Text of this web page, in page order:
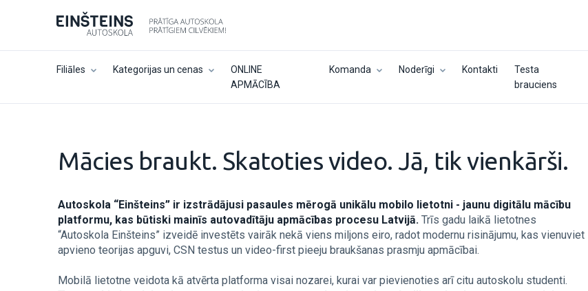
Filiāles Kategorijas un cenas
ONLINE
APMĀCĪBA
Komanda Noderīgi Kontakti
Testa
brauciens
Mācies braukt. Skatoties video. Jā, tik vienkārši.
Autoskola “Einšteins” ir izstrādājusi pasaules mērogā unikālu mobilo lietotni - jaunu digitālu mācību
platformu, kas būtiski mainīs autovadītāju apmācības procesu Latvijā. Trīs gadu laikā lietotnes
“Autoskola Einšteins” izveidē investēts vairāk nekā viens miljons eiro, radot modernu risinājumu, kas vienuviet
apvieno teorijas apguvi, CSN testus un video-first pieeju braukšanas prasmju apmācībai.
Mobilā lietotne veidota kā atvērta platforma visai nozarei, kurai var pievienoties arī citu autoskolu studenti.